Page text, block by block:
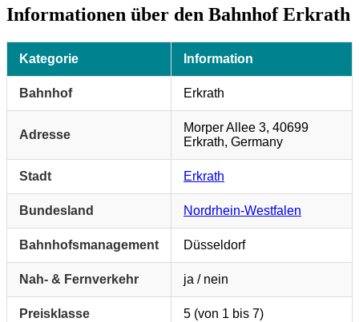
Informationen über den Bahnhof Erkrath
Kategorie Information
Bahnhof Erkrath
Adresse
Morper Allee 3, 40699
Erkrath, Germany
Stadt Erkrath
Bundesland Nordrhein-Westfalen
Bahnhofsmanagement Düsseldorf
Nah- & Fernverkehr ja / nein
Preisklasse 5 (von 1 bis 7)